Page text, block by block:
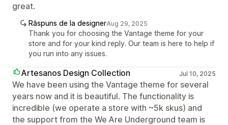
great.
Răspuns de la designerAug 29, 2025
Thank you for choosing the Vantage theme for your
store and for your kind reply. Our team is here to help if
you run into any issues.
Artesanos Design Collection Jul 10, 2025
We have been using the Vantage theme for several
years now and it is beautiful. The functionality is
incredible (we operate a store with ~5k skus) and
the support from the We Are Underground team is